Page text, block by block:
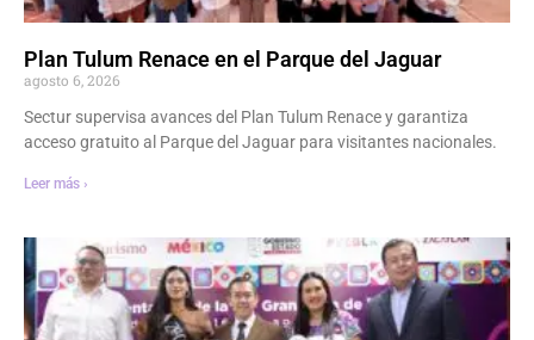
Plan Tulum Renace en el Parque del Jaguar
agosto 6, 2026
Sectur supervisa avances del Plan Tulum Renace y garantiza
acceso gratuito al Parque del Jaguar para visitantes nacionales.
Leer más ›